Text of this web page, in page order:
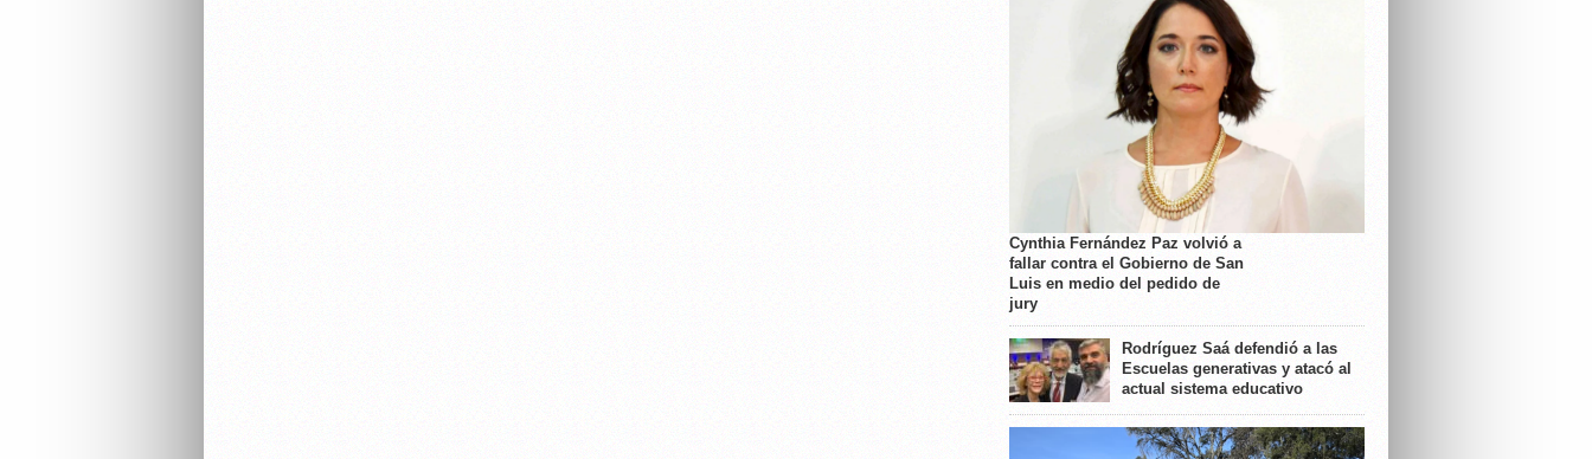
Cynthia Fernández Paz volvió a
fallar contra el Gobierno de San
Luis en medio del pedido de
jury
Rodríguez Saá defendió a las
Escuelas generativas y atacó al
actual sistema educativo